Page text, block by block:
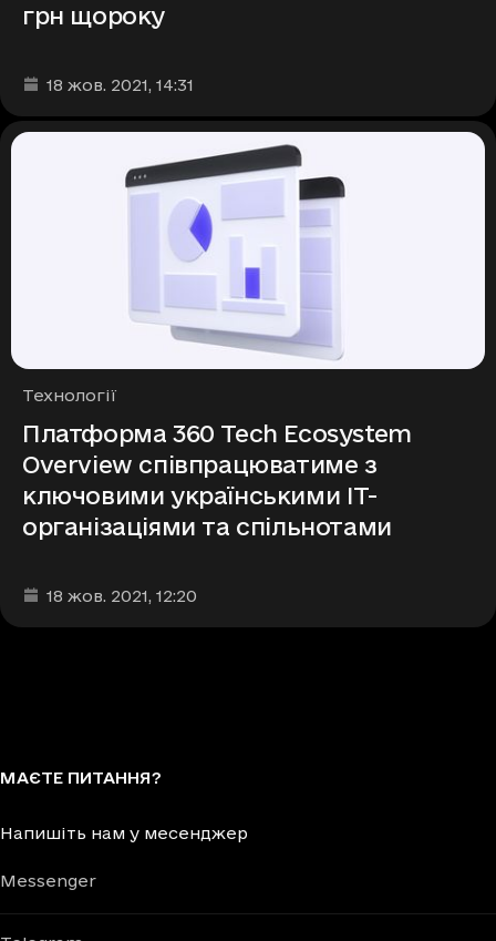
грн щороку
Дата та час публікації
18 жов. 2021, 14:31
Рубрики
Технології
Платформа 360 Tech Ecosystem
Overview співпрацюватиме з
ключовими українськими IT-
організаціями та спільнотами
Дата та час публікації
18 жов. 2021, 12:20
МАЄТЕ ПИТАННЯ?
Напишіть нам у месенджер
Messenger